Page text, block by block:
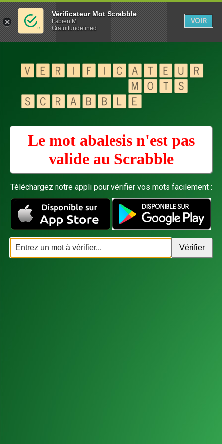
Le mot abalesis n'est pas
valide au Scrabble
Téléchargez notre appli pour vérifier vos mots facilement :
Vérificateur Mot Scrabble
Fabien M
Gratuitundefined
VOIR